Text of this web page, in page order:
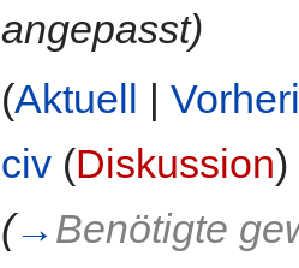
angepasst)
(Aktuell |
civ (Diskussion)
(→ Benötigte